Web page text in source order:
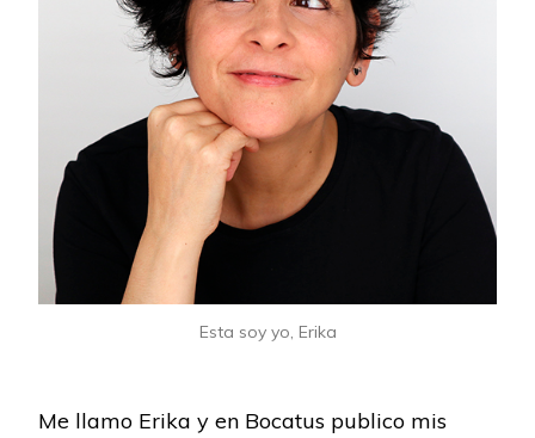
Esta soy yo, Erika
Me llamo Erika y en Bocatus publico mis